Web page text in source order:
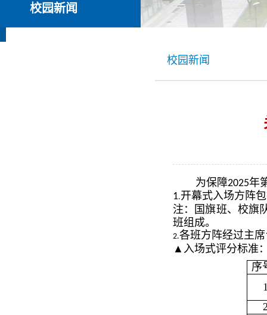
校园新闻
校园新闻
为保障2025年
1.开幕式入场方阵
注：国旗班、校旗
班组成。
2.各班方阵经过主
▲入场式评分标准
序